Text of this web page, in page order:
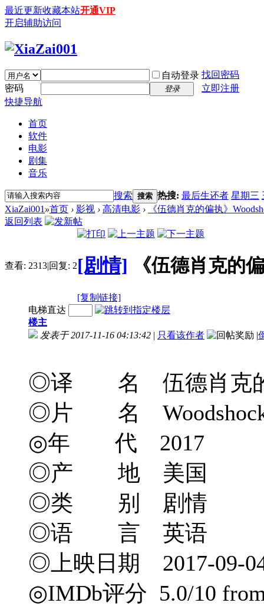
最近更新收藏本站开通VIP
开启辅助访问
自动登录 找回密码
密码
登录
立即注册
快捷导航
首页
软件
电影
剧集
音乐
搜索 搜索 热搜: 最后生还者 星期三
XiaZai001 »首页 › 影视 › 高清电影 ›
《伍德肖克的偏执》
返回列表
查看: 2313|回复: 2[剧情] 《伍德肖克的
[复制链接]
电梯直达
楼主
发表于 2017-11-16 04:13:42 | 只看该作者 |
◎译 名 伍德肖克
◎片 名
◎年 代 2017
◎产 地 美国
◎类 别 剧情
◎语 言 英语
◎上映日期 2017-09-
◎IMDb评分 5.0/10 from